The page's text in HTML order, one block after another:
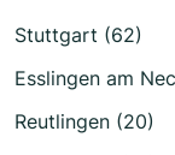
Stuttgart (62)
Esslingen am
Reutlingen (20)